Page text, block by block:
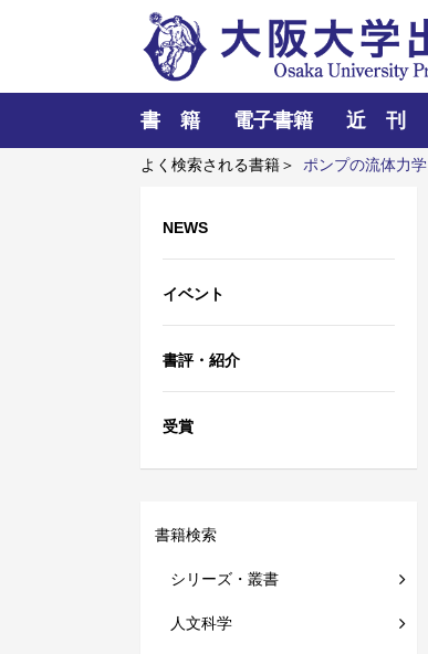
書 籍 電子書籍 近 刊
よく検索される書籍＞ ポンプの流体力学
NEWS
イベント
書評・紹介
受賞
書籍検索
シリーズ・叢書
人文科学